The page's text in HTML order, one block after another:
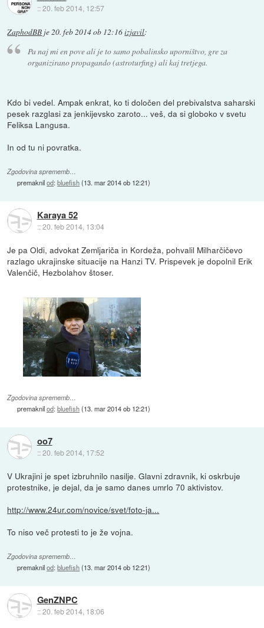
::20. feb 2014, 12:57
ZaphodBB je20. feb 2014 ob 12:16izjavil:
Pa naj mi en pove ali je to samo pobalinsko uporništvo, gre za
organizirano propagando (astroturfing) ali kaj tretjega.
Kdo bi vedel. Ampak enkrat, ko ti določen del prebivalstva saharski
pesek razglasi za jenkijevsko zaroto... veš, da si globoko v svetu
Feliksa Langusa.
In od tu ni povratka.
Zgodovina sprememb…
premaknilod:bluefish(13. mar 2014 ob 12:21)
Karaya 52
::20. feb 2014, 13:04
Je pa Oldi, advokat Zemljariča in Kordeža, pohvalil Milharčičevo
razlago ukrajinske situacije na Hanzi TV. Prispevek je dopolnil Erik
Valenčič, Hezbolahov štoser.
Zgodovina sprememb…
premaknilod:bluefish(13. mar 2014 ob 12:21)
oo7
::20. feb 2014, 17:52
V Ukrajini je spet izbruhnilo nasilje. Glavni zdravnik, ki oskrbuje
protestnike, je dejal, da je samo danes umrlo 70 aktivistov.
http://www.24ur.com/novice/svet/foto-ja...
To niso več protesti to je že vojna.
Zgodovina sprememb…
premaknilod:bluefish(13. mar 2014 ob 12:21)
GenZNPC
::20. feb 2014, 18:06